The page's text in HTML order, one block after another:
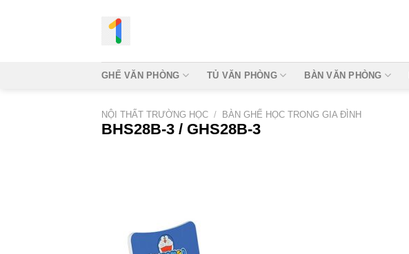
GHẾ VĂN PHÒNG TỦ VĂN PHÒNG BÀN VĂN PHÒNG
NỘI THẤT TRƯỜNG HỌC / BÀN GHẾ HỌC TRONG GIA ĐÌNH
BHS28B-3 / GHS28B-3